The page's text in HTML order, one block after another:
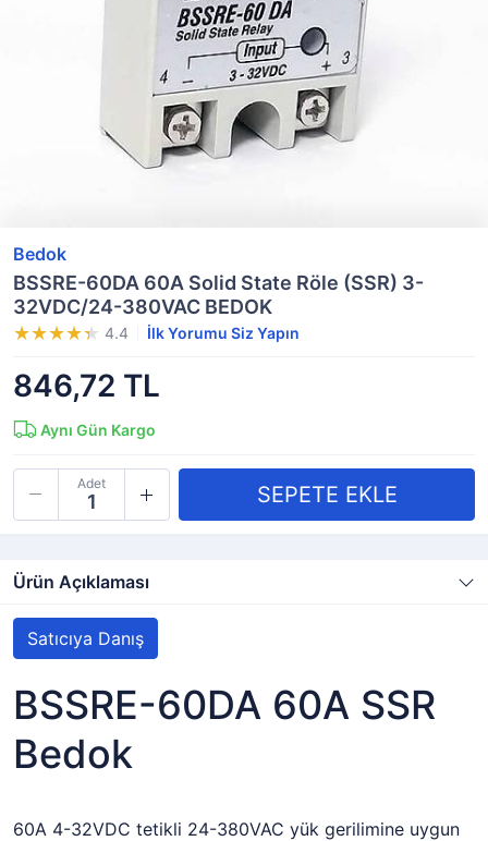
Bedok
BSSRE-60DA 60A Solid State Röle (SSR) 3-
32VDC/24-380VAC BEDOK
4.4 İlk Yorumu Siz Yapın
846,72 TL
Aynı Gün Kargo
Adet
Ürün Açıklaması
Satıcıya Danış
BSSRE-60DA 60A SSR
Bedok
60A 4-32VDC tetikli 24-380VAC yük gerilimine uygun